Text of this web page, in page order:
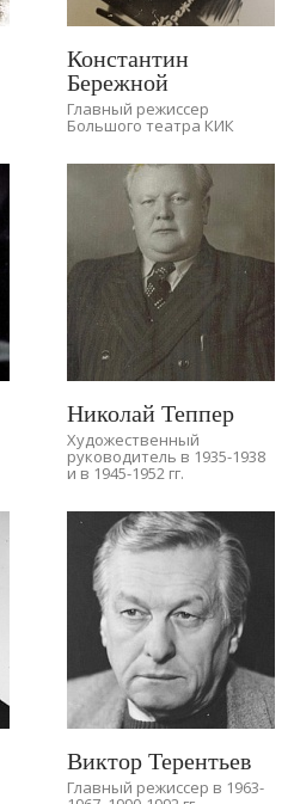
Константин
Бережной
Главный режиссер
Большого театра КИК
Николай Теппер
Художественный
руководитель в 1935-1938
и в 1945-1952 гг.
Виктор Терентьев
Главный режиссер в 1963-